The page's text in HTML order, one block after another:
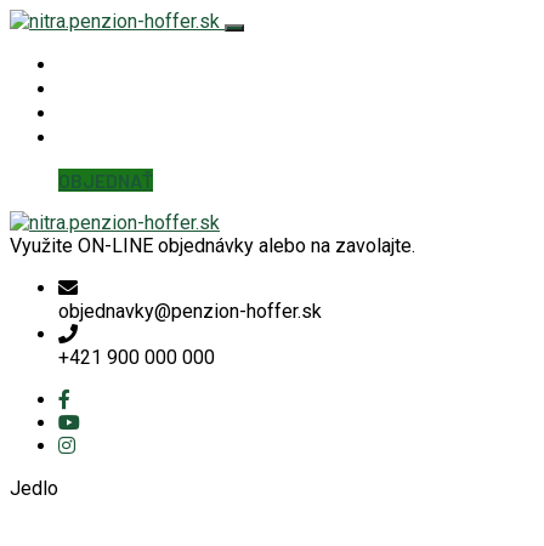
OBJEDNAŤ
Využite ON-LINE objednávky alebo na zavolajte.
objednavky@penzion-hoffer.sk
+421 900 000 000
Jedlo